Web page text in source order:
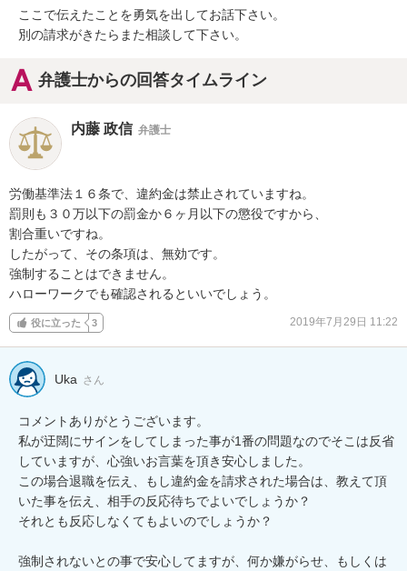
ここで伝えたことを勇気を出してお話下さい。
別の請求がきたらまた相談して下さい。
弁護士からの回答タイムライン
内藤 政信 弁護士
労働基準法１６条で、違約金は禁止されていますね。
罰則も３０万以下の罰金か６ヶ月以下の懲役ですから、
割合重いですね。
したがって、その条項は、無効です。
強制することはできません。
ハローワークでも確認されるといいでしょう。
役に立った 3 2019年7月29日 11:22
Uka さん
コメントありがとうございます。
私が迂闊にサインをしてしまった事が1番の問題なのでそこは反省
していますが、心強いお言葉を頂き安心しました。
この場合退職を伝え、もし違約金を請求された場合は、教えて頂
いた事を伝え、相手の反応待ちでよいでしょうか？
それとも反応しなくてもよいのでしょうか？
強制されないとの事で安心してますが、何か嫌がらせ、もしくは